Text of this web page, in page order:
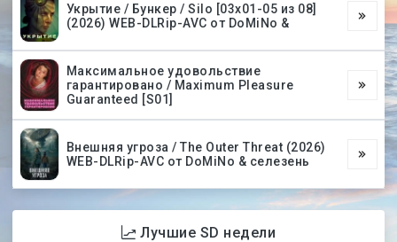
Укрытие / Бункер / Silo [03х01-05 из 08]
(2026) WEB-DLRip-AVC от DoMiNo &
Максимальное удовольствие
гарантировано / Maximum Pleasure
Guaranteed [S01]
Внешняя угроза / The Outer Threat (2026)
WEB-DLRip-AVC от DoMiNo & селезень
Лучшие SD недели